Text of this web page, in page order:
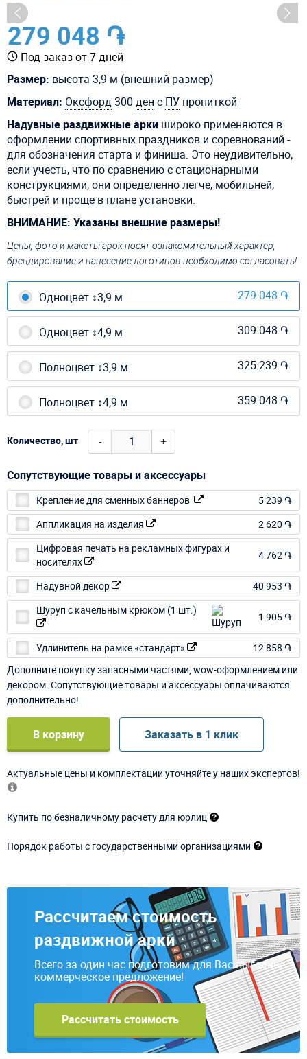
279 048 ֏
Под заказ от 7 дней
Размер: высота 3,9 м (внешний размер)
Материал: Оксфорд300 ден с ПУ пропиткой
Надувные раздвижные арки широко применяются в
оформлении спортивных праздников и соревнований -
для обозначения старта и финиша. Это неудивительно,
если учесть, что по сравнению с стационарными
конструкциями, они определенно легче, мобильней,
быстрей и проще в плане установки.
ВНИМАНИЕ: Указаны внешние размеры!
Цены, фото и макеты арок носят ознакомительный характер,
брендирование и нанесение логотипов необходимо согласовать!
Одноцвет ↕3,9 м 279 048 ֏
Одноцвет ↕4,9 м 309 048 ֏
Полноцвет ↕3,9 м 325 239 ֏
Полноцвет ↕4,9 м 359 048 ֏
Количество, шт - +
Сопутствующие товары и аксессуары
Крепление для сменных баннеров
5 239 ֏
Аппликация на изделия
2 620 ֏
Цифровая печать на рекламных фигурах и
носителях
4 762 ֏
Надувной декор
40 953 ֏
Шуруп с качельным крюком (1 шт.)
1 905 ֏
Удлинитель на рамке «стандарт»
12 858 ֏
Дополните покупку запасными частями, wow-оформлением или
декором. Сопутствующие товары и аксессуары оплачиваются
дополнительно!
В корзину Заказать в 1 клик
Актуальные цены и комплектации уточняйте у наших экспертов!
Купить по безналичному расчету для юрлиц
Порядок работы с государственными организациями
Рассчитаем стоимость
раздвижной арки
Всего за один час подготовим для Вас выгодное
коммерческое предложение!
Рассчитать стоимость